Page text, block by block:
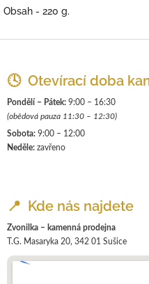
Obsah - 220 g.
🕓 Otevírací doba
Pondělí – Pátek: 9:00 – 16:30
(obědová pauza 11:30 – 12:30)
Sobota: 9:00 – 12:00
Neděle: zavřeno
📍 Kde nás najdete
Zvonilka – kamenná prodejna
T.G. Masaryka 20, 342 01 Sušice